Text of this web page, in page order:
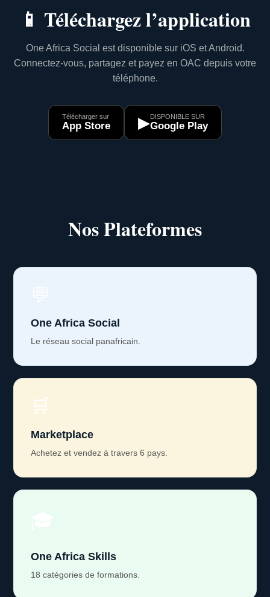
📱 Téléchargez l’application
One Africa Social est disponible sur iOS et Android.
Connectez-vous, partagez et payez en OAC depuis votre
téléphone.
Télécharger sur
App Store ▶DISPONIBLE SUR
Google Play
Nos Plateformes
One Africa Social
Le réseau social panafricain.
🛒
Marketplace
Achetez et vendez à travers 6 pays.
One Africa Skills
18 catégories de formations.